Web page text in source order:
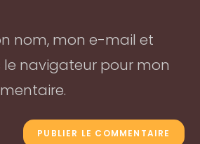
nom, mon e-mail et
navigateur pour mon